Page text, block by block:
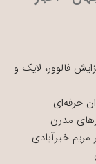
فالوور، لایک و
حرفه‌ای
مدرن
مریم خیرآبادی